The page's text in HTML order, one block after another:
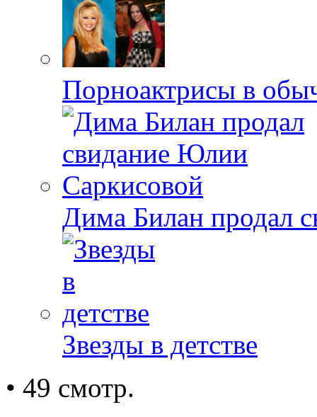
Порноактрисы в
Дима Билан продал
Звезды в детстве
• 49 смотр.